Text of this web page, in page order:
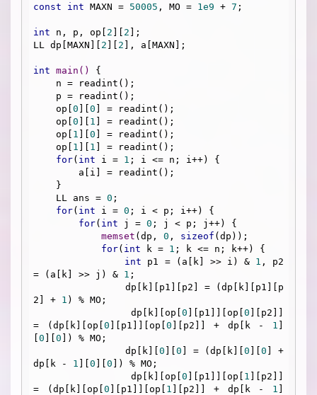
const int MAXN = 50005 , MO = 1e9 + 7 ;
int n, p, op[ 2 2 ];
LL dp[MAXN][ 2 2 ], a[MAXN];
int main ()
{
    op[
0 0 ] = readint();
    op[
0 1
] = readint();
    op[
1 0 ] = readint();
    op[
1 1
] = readint();
for( int i = 1 ; i <= n; i++) {
    LL ans =
0 ;
for( int i = 0 ; i < p; i++) {
for( int j = 0 ; j < p; j++) {
memset (dp, 0 , sizeof (dp));
for( int k = 1 ; k <= n; k++) {
int p1 = (a[k] >> i) & 1 , p2
= (a[k] >> j) & 1 ;
2] + 1 ) % MO;
                dp[k][op[
0 ][p1]][op[ 0 ][p2]]
= (dp[k][op[ 0 ][p1]][op[ 0 ][p2]] + dp[k - 1
0 0 ]) % MO;
                dp[k][
0 0 ] = (dp[k][ 0 0 ] +
dp[k - 1 0 0 ]) % MO;
                dp[k][op[
0 ][p1]][op[ 1
][p2]]
= (dp[k][op[ 0 ][p1]][op[ 1 ][p2]] + dp[k - 1